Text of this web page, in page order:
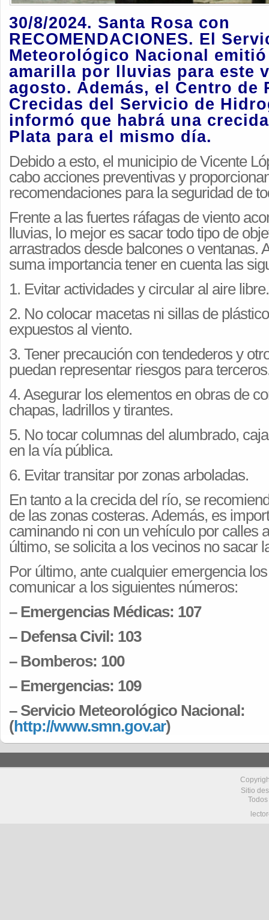
30/8/2024. Santa Rosa con
RECOMENDACIONES. El
Meteorológico Nacional
amarilla por lluvias para este
agosto. Además, el Centro de
Crecidas del Servicio de
informó que habrá una
Plata para el mismo día.
Debido a esto, el municipio de Vicente
cabo acciones preventivas y
recomendaciones para la seguridad de
Frente a las fuertes ráfagas de viento
lluvias, lo mejor es sacar todo tipo de
arrastrados desde balcones o ventanas.
suma importancia tener en cuenta las
1. Evitar actividades y circular al aire libre.
2. No colocar macetas ni sillas de
expuestos al viento.
3. Tener precaución con tendederos y
puedan representar riesgos para
4. Asegurar los elementos en obras de
chapas, ladrillos y tirantes.
5. No tocar columnas del alumbrado,
en la vía pública.
6. Evitar transitar por zonas arboladas.
En tanto a la crecida del río, se
de las zonas costeras. Además, es
caminando ni con un vehículo por calles
último, se solicita a los vecinos no sacar
Por último, ante cualquier emergencia
comunicar a los siguientes números:
– Emergencias Médicas: 107
– Defensa Civil: 103
– Bomberos: 100
– Emergencias: 109
– Servicio Meteorológico Nacional:
(http://www.smn.gov.ar)
Sitio